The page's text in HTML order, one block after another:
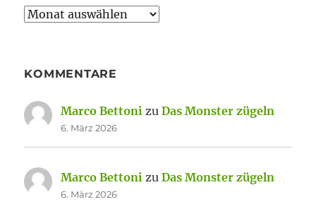
Archiv
KOMMENTARE
Marco Bettoni zuDas Monster zügeln
6. März 2026
Marco Bettoni zuDas Monster zügeln
6. März 2026